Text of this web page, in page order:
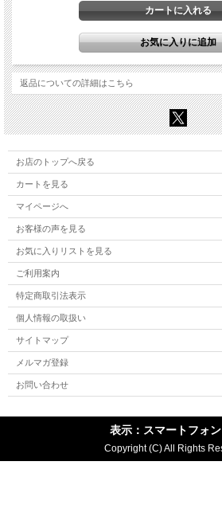
返品についての詳細はこちら
お店のトップへ戻る
カートを見る
マイページへ
お客様の声を見る
お気に入りリストを見る
ご利用案内
特定商取引法表示
個人情報の取扱い
サイトマップ
メルマガ登録
お問い合わせ
表示：スマートフォン
Copyright (C) All Rights